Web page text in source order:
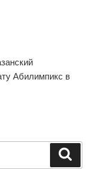
Абилимпикс в